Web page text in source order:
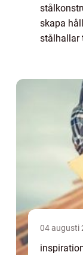
skapa
stålhallar
04 augusti